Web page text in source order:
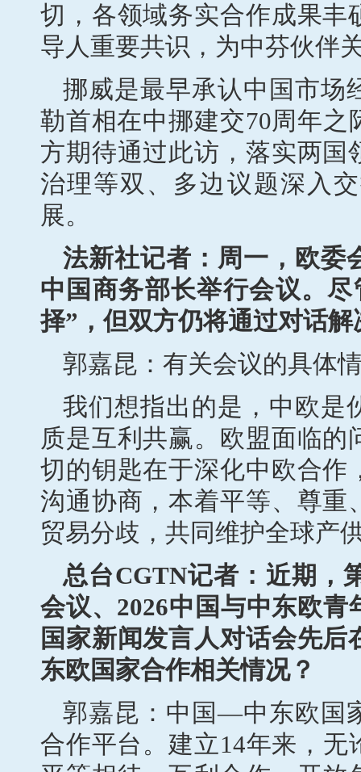
切，各领域务实合作成果丰
导人重要共识，为中芬伙伴
挪威是最早承认中国市场
勒首相在中挪建交70周年
方期待通过此访，落实两国
治理等双、多边议题深入
展。
法新社记者：周一，欧委
中国商务部长举行会议。
择”，但双方仍将通过对话
郭嘉昆：有关会议的具体
我们想指出的是，中欧是
质是互利共赢。欧盟面临
切的钥匙在于深化中欧合作
沟通协商，本着平等、尊重
贸易分歧，共同维护全球产
总台CGTN记者：近期，
会议、2026中国与中东欧
国家新闻发言人对话会先
东欧国家合作相关情况？
郭嘉昆：中国—中东欧国
合作平台。建立14年来，